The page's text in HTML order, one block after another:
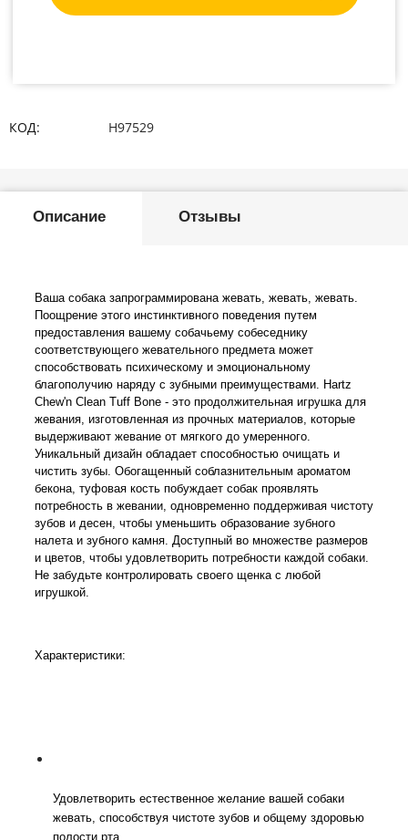
КОД: H97529
Описание Отзывы
Ваша собака запрограммирована жевать, жевать, жевать.
Поощрение этого инстинктивного поведения путем
предоставления вашему собачьему собеседнику
соответствующего жевательного предмета может
способствовать психическому и эмоциональному
благополучию наряду с зубными преимуществами. Hartz
Chew'n Clean Tuff Bone - это продолжительная игрушка для
жевания, изготовленная из прочных материалов, которые
выдерживают жевание от мягкого до умеренного.
Уникальный дизайн обладает способностью очищать и
чистить зубы. Обогащенный соблазнительным ароматом
бекона, туфовая кость побуждает собак проявлять
потребность в жевании, одновременно поддерживая чистоту
зубов и десен, чтобы уменьшить образование зубного
налета и зубного камня. Доступный во множестве размеров
и цветов, чтобы удовлетворить потребности каждой собаки.
Не забудьте контролировать своего щенка с любой
игрушкой.
Характеристики:
Удовлетворить естественное желание вашей собаки
жевать, способствуя чистоте зубов и общему здоровью
полости рта.